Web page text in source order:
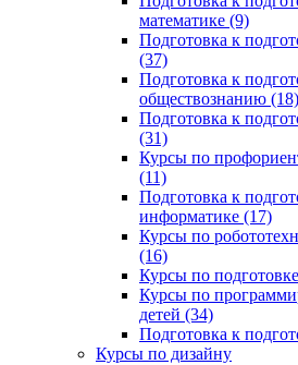
математике (9)
Подготовка к
(37)
Подготовка к
обществознанию (18)
Подготовка к
(31)
Курсы по
(11)
Подготовка к
информатике (17)
Курсы по
(16)
Курсы по
Курсы по
детей (34)
Подготовка к
Курсы по дизайну